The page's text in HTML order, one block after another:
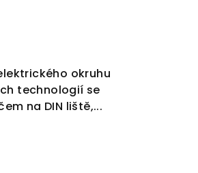
okruhu
technologií se
na DIN liště,...